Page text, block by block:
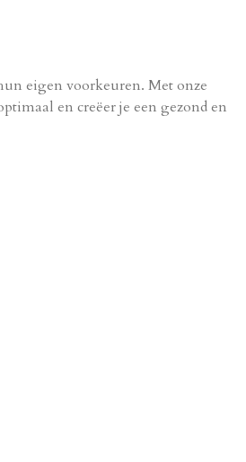
eigen voorkeuren. Met onze
en creëer je een gezond en